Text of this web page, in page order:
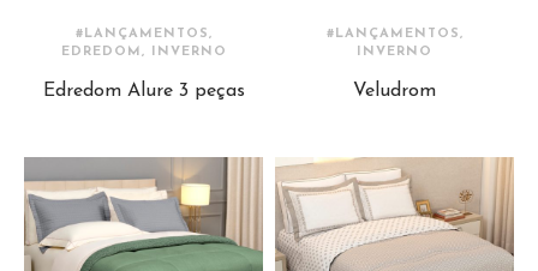
#LANÇAMENTOS,
EDREDOM, INVERNO
Edredom Alure 3 peças
#LANÇAMENTOS,
INVERNO
Veludrom